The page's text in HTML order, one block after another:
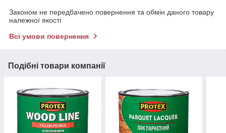
Законом не передбачено повернення та обмін даного товару
належної якості
Всі умови повернення
Подібні товари компанії